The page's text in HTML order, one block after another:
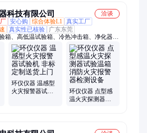
科技有限公司
洽谈
厂 安心购 综合体验L1 真实工厂
真实性已核验
广东东莞
箱、高低温试验箱、冷热冲击箱、净化器环
步入式试验箱
环仪仪器 温感型
火灾报警器试验
环仪仪器 点型感
温火灾探测器试